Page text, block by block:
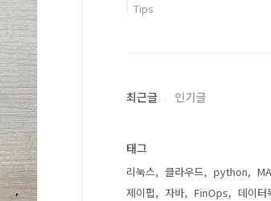
Tips
최근글 인기글
태그
리눅스 클라우드 python
제이펍
자바 FinOps 데이터